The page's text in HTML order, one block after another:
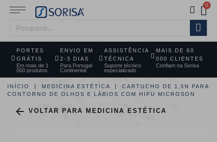
PORTES
GRÁTIS
Em mais de 1
000 produtos
ENVIO EM
2-3 DIAS
Para Portugal
Continental
ASSISTÊNCIA
TÉCNICA
Suporte técnico
especializado
MAIS DE 60
000 CLIENTES
Confiam na Sorisa
INÍCIO MEDICINA ESTÉTICA
CARTUCHO DE 1,5N PARA
CONTORNO DE OLHOS E LÁBIOS COM HIFU MICROSON
 VOLTAR PARA MEDICINA ESTÉTICA